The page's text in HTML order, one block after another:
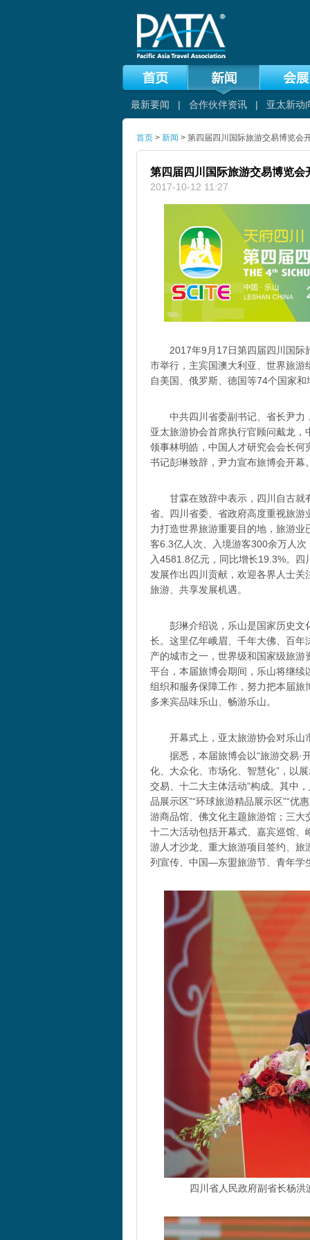
最新要闻 | 合作伙伴资讯 | 亚太新动
首页 > 新闻 > 第四届四川国际旅游交易博览会
第四届四川国际旅游交易博览会
2017-10-12 11:27
2017年9月17日第四届四川国际
市举行，主宾国澳大利亚、世界旅
自美国、俄罗斯、德国等74个国家
中共四川省委副书记、省长尹
亚太旅游协会首席执行官顾问戴龙
领事林明皓，中国人才研究会会长
书记彭琳致辞，尹力宣布旅博会开幕
甘霖在致辞中表示，四川自古就
省。四川省委、省政府高度重视旅
力打造世界旅游重要目的地，旅游
客6.3亿人次、入境游客300余万人
入4581.8亿元，同比增长19.3%。
发展作出四川贡献，欢迎各界人士
旅游、共享发展机遇。
彭琳介绍说，乐山是国家历史
长。这里亿年峨眉、千年大佛、百
产的城市之一，世界级和国家级旅
平台，本届旅博会期间，乐山将继续
组织和服务保障工作，努力把本届
多来宾品味乐山、畅游乐山。
开幕式上，亚太旅游协会对乐山
据悉，本届旅博会以“旅游交易·
化、大众化、市场化、智慧化”，以
交易、十二大主体活动”构成。其中
品展示区”“环球旅游精品展示区”“优
游商品馆、佛文化主题旅游馆；三
十二大活动包括开幕式、嘉宾巡馆
游人才沙龙、重大旅游项目签约、旅
列宣传、中国—东盟旅游节、青年学
四川省人民政府副省长杨